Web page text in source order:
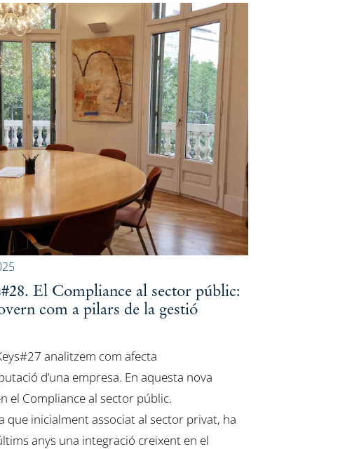
El Compliance al sector públic:
com a pilars de la gestió
analitzem com afecta
d’una empresa. En aquesta nova
el Compliance al sector públic.
que inicialment associat al sector privat, ha
anys una integració creixent en el